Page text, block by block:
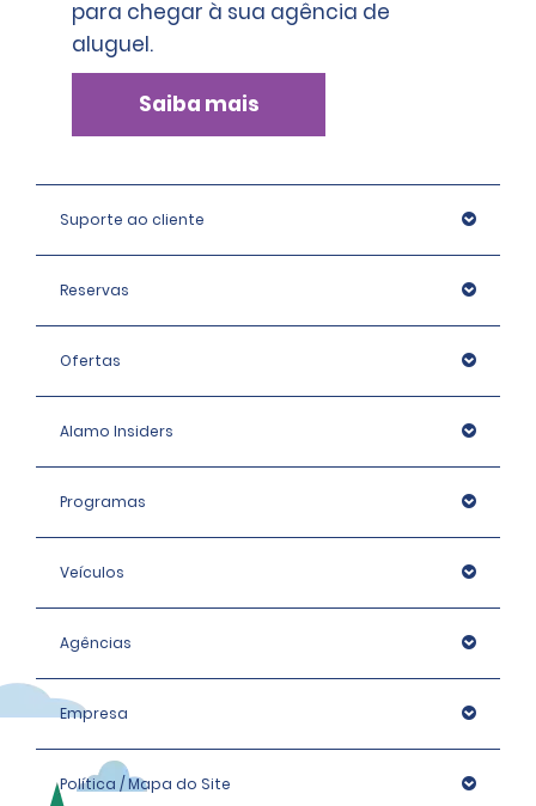
de sermos informados sobre seu uso, você poderá ver
uma cobrança em sua conta até 4 semanas após a data
para chegar à sua agência de
aluguel.
Saiba mais
Suporte ao cliente
Reservas
Ofertas
Alamo Insiders
Programas
Veículos
Agências
Empresa
Política / Mapa do Site